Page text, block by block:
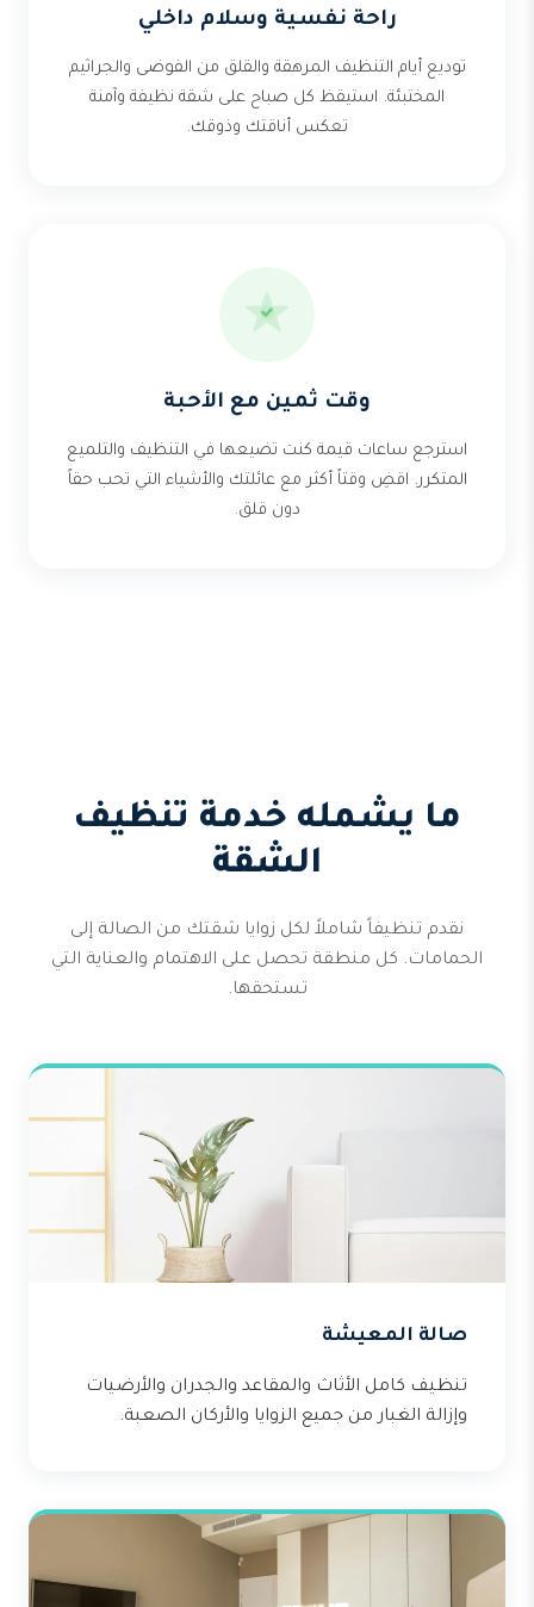
راحة نفسية وسلام داخلي
توديع أيام التنظيف المرهقة والقلق من الفوضى والجراثيم
المختبئة. استيقظ كل صباح على شقة نظيفة وآمنة
تعكس أناقتك وذوقك.
وقت ثمين مع الأحبة
استرجع ساعات قيمة كنت تضيعها في التنظيف والتلميع
المتكرر. اقضِ وقتاً أكثر مع عائلتك والأشياء التي تحب حقاً
دون قلق.
ما يشمله خدمة تنظيف
الشقة
نقدم تنظيفاً شاملاً لكل زوايا شقتك من الصالة إلى
الحمامات. كل منطقة تحصل على الاهتمام والعناية التي
تستحقها.
صالة المعيشة
تنظيف كامل الأثاث والمقاعد والجدران والأرضيات
وإزالة الغبار من جميع الزوايا والأركان الصعبة.